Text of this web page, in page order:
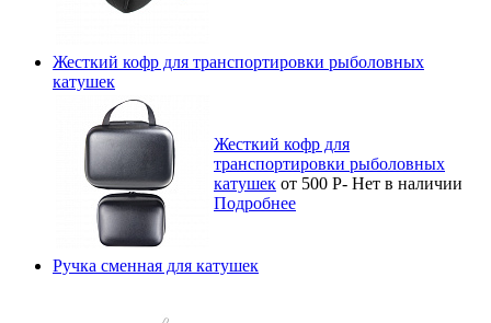
Жесткий кофр для транспортировки рыболовных
катушек
Жесткий кофр для
транспортировки рыболовных
катушек от 500 Р- Нет в наличии
Подробнее
Ручка сменная для катушек